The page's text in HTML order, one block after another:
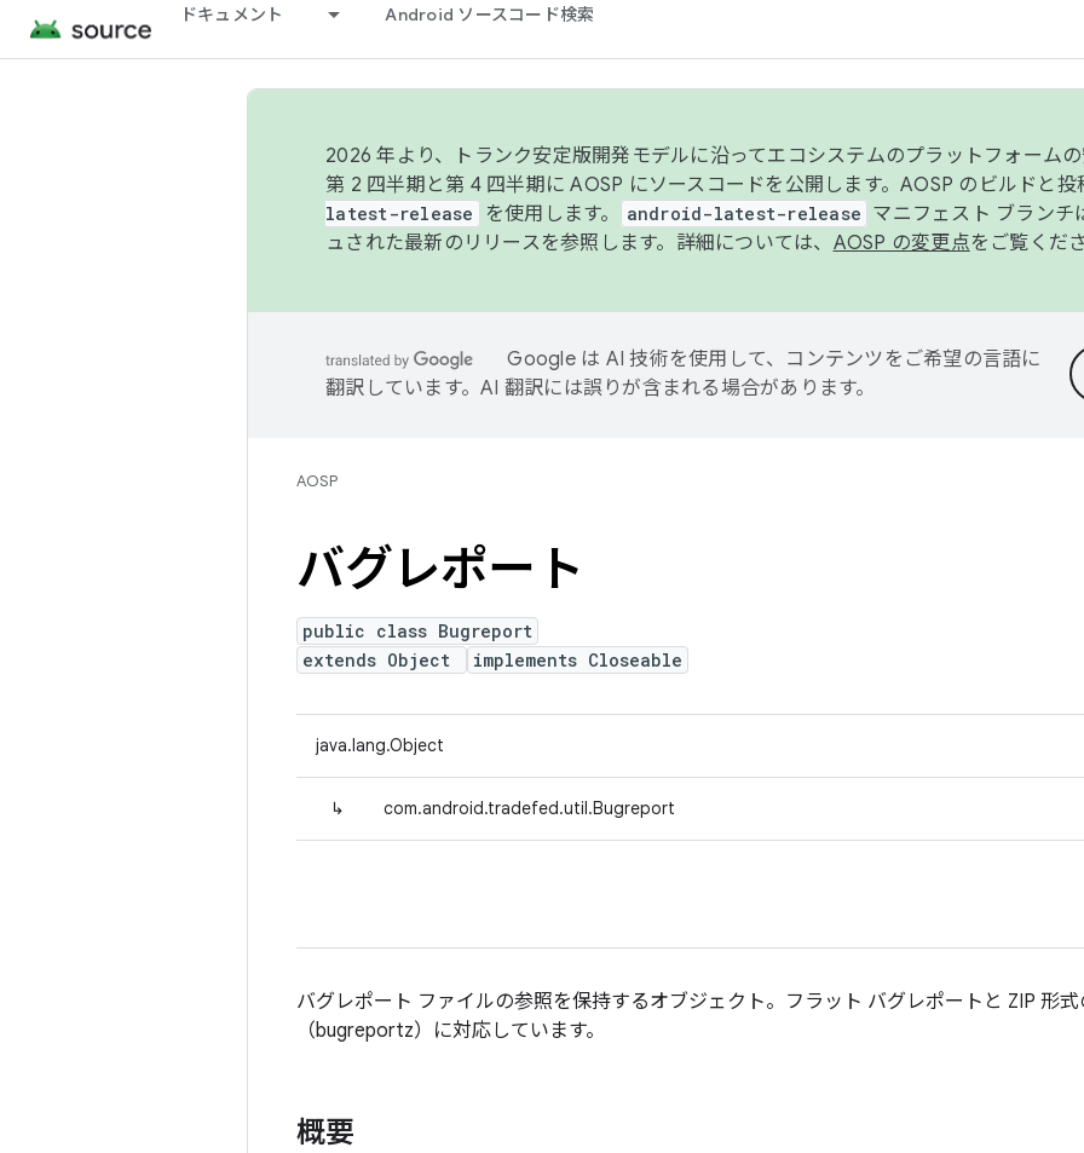
ドキュメント Android ソースコード検索
2026 年より、トランク安定版開発モデルに沿ってエコシステムのプラットフォーム
第 2 四半期と第 4 四半期に AOSP にソースコードを公開します。AOSP のビルドと投
latest-release を使用します。 android-latest-release マニフェスト ブランチ
ュされた最新のリリースを参照します。詳細については、 AOSP の変更点をご覧くだ
Google は AI 技術を使用して、コンテンツをご希望の言語に
翻訳しています。AI 翻訳には誤りが含まれる場合があります。
AOSP
バグレポート
public class Bugreport
extends Object
implements Closeable
java.lang.Object
↳ com.android.tradefed.util.Bugreport
バグレポート ファイルの参照を保持するオブジェクト。フラット バグレポートと ZIP 形
（bugreportz）に対応しています。
概要